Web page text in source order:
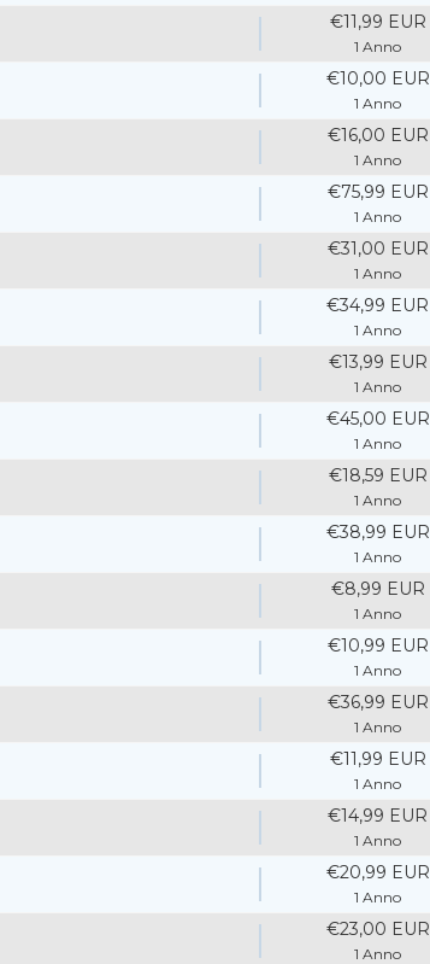
€11,99 EUR
1 Anno
€10,00 EUR
1 Anno
€16,00 EUR
1 Anno
€75,99 EUR
1 Anno
€31,00 EUR
1 Anno
€34,99 EUR
1 Anno
€13,99 EUR
1 Anno
€45,00 EUR
1 Anno
€18,59 EUR
1 Anno
€38,99 EUR
1 Anno
€8,99 EUR
1 Anno
€10,99 EUR
1 Anno
€36,99 EUR
1 Anno
€11,99 EUR
1 Anno
€14,99 EUR
1 Anno
€20,99 EUR
1 Anno
€23,00 EUR
1 Anno